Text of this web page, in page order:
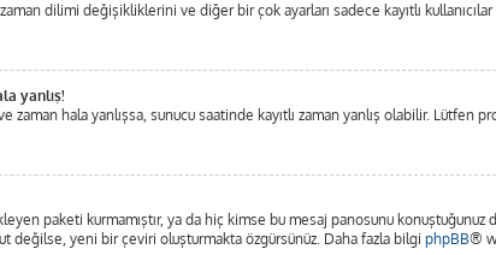
dilimi değişikliklerini ve diğer bir çok ayarları sadece kayıtlı
yanlış!
zaman hala yanlışsa, sunucu saatinde kayıtlı zaman yanlış olabilir.
paketi kurmamıştır, ya da hiç kimse bu mesaj panosunu
değilse, yeni bir çeviri oluşturmakta özgürsünüz. Daha fazla bilgi phpBB®